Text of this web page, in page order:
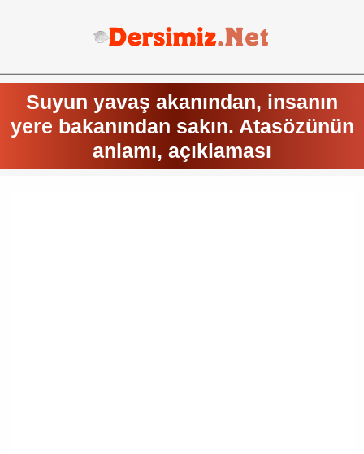
Suyun yavaş akanından, insanın
yere bakanından sakın. Atasözünün
anlamı, açıklaması